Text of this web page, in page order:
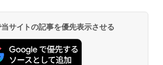
サイトの記事を優先表示させる